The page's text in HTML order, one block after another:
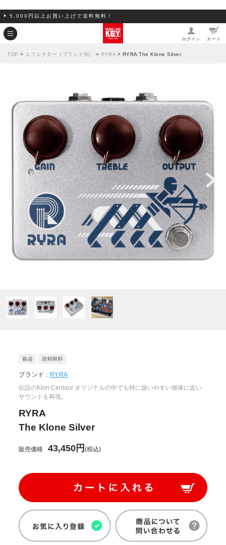
5,000円以上お買い上げで送料無料！
ログイン カート
TOP > エフェクター（ブランド別） > RYRA > RYRA The Klone Silver
ブランド : RYRA
伝説のKlon Centaur オリジナルの中でも特に扱いやすい個体に近い
サウンドを再現。
RYRA
The Klone Silver
販売価格 43,450円(税込)